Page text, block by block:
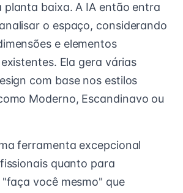
planta baixa. A IA então entra
o espaço, considerando
e elementos
Ela gera várias
com base nos estilos
Moderno, Escandinavo ou
ferramenta excepcional
quanto para
você mesmo" que